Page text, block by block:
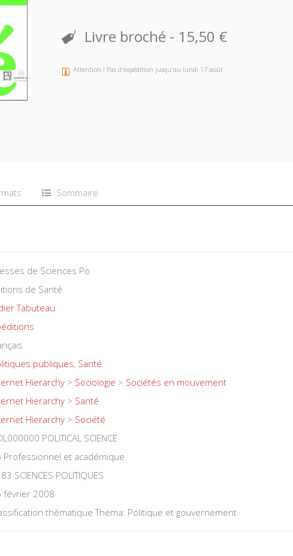
Livre broché - 15,50 €
Attention ! Pas d'expédition jusqu'au lundi 17 août
Sommaire
de Sciences Po
de Santé
Tabuteau
publiques, Santé
Hierarchy > Sociologie > Sociétés en mouvement
Hierarchy > Santé
Hierarchy > Société
POLITICAL SCIENCE
Professionnel et académique
SCIENCES POLITIQUES
février 2008
thématique Thema: Politique et gouvernement